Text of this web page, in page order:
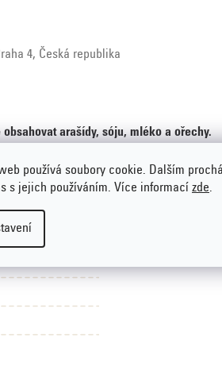
web používá soubory cookie. Dalším
s jejich používáním. Více informací zde.
4, Česká republika
obsahovat arašídy, sóju, mléko a ořechy.
tuku,Bez